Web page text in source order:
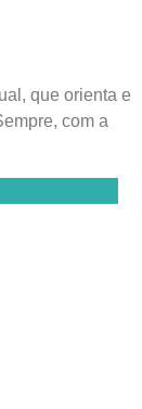
que orienta e
com a